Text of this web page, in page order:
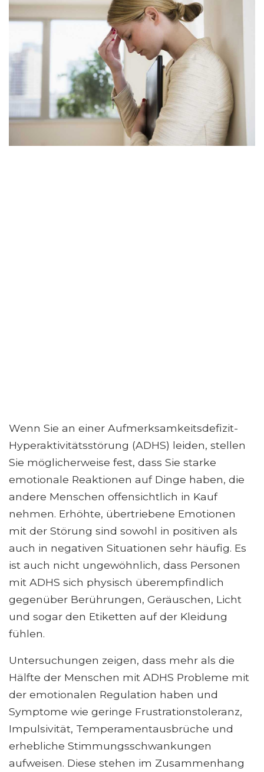
Wenn Sie an einer Aufmerksamkeitsdefizit-
Hyperaktivitätsstörung (ADHS) leiden, stellen
Sie möglicherweise fest, dass Sie starke
emotionale Reaktionen auf Dinge haben, die
andere Menschen offensichtlich in Kauf
nehmen. Erhöhte, übertriebene Emotionen
mit der Störung sind sowohl in positiven als
auch in negativen Situationen sehr häufig. Es
ist auch nicht ungewöhnlich, dass Personen
mit ADHS sich physisch überempfindlich
gegenüber Berührungen, Geräuschen, Licht
und sogar den Etiketten auf der Kleidung
fühlen.
Untersuchungen zeigen, dass mehr als die
Hälfte der Menschen mit ADHS Probleme mit
der emotionalen Regulation haben und
Symptome wie geringe Frustrationstoleranz,
Impulsivität, Temperamentausbrüche und
erhebliche Stimmungsschwankungen
aufweisen. Diese stehen im Zusammenhang